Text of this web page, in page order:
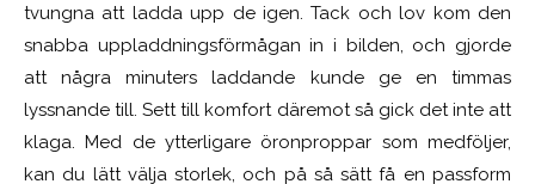
tvungna att ladda upp de igen. Tack och lov kom den
snabba uppladdningsförmågan in i bilden, och gjorde
att några minuters laddande kunde ge en timmas
lyssnande till. Sett till komfort däremot så gickdet inte att
klaga. Med de ytterligare öronproppar som medföljer,
kan du lätt välja storlek, och på så sätt få en passform